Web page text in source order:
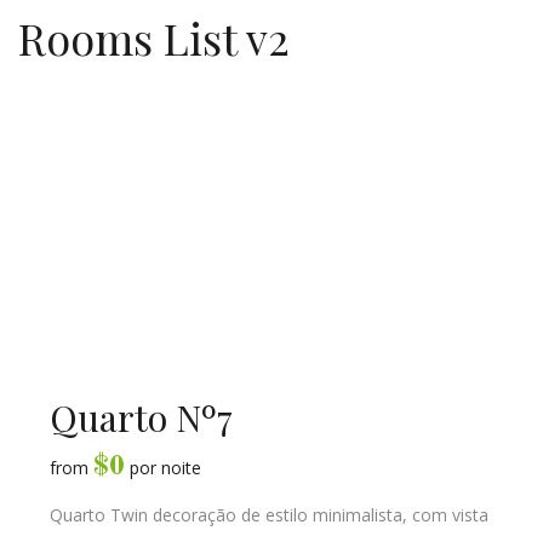
Rooms List v2
from $0 por noite
Quarto Nº7
Quarto Twin decoração de estilo minimalista, com vista